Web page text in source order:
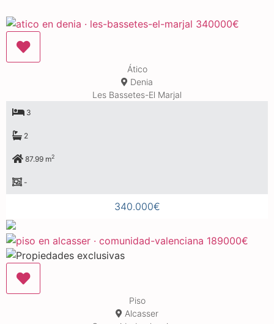
Ático
Denia
Les Bassetes-El Marjal
3
2
87.99 m2
-
340.000€
Piso
Alcasser